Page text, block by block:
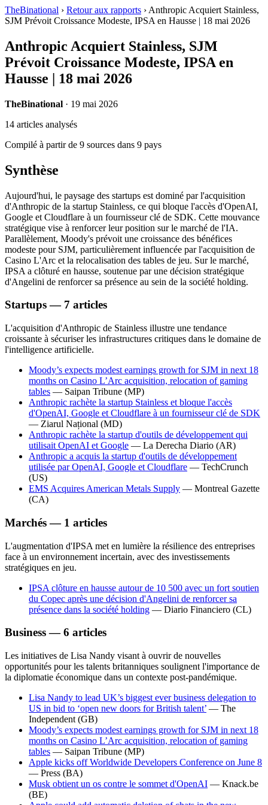
TheBinational › Retour aux rapports › Anthropic Acquiert Stainless,
SJM Prévoit Croissance Modeste, IPSA en Hausse | 18 mai 2026
Anthropic Acquiert Stainless, SJM
Prévoit Croissance Modeste, IPSA en
Hausse | 18 mai 2026
TheBinational · 19 mai 2026
14 articles analysés
Compilé à partir de 9 sources dans 9 pays
Synthèse
Aujourd'hui, le paysage des startups est dominé par l'acquisition
d'Anthropic de la startup Stainless, ce qui bloque l'accès d'OpenAI,
Google et Cloudflare à un fournisseur clé de SDK. Cette mouvance
stratégique vise à renforcer leur position sur le marché de l'IA.
Parallèlement, Moody's prévoit une croissance des bénéfices
modeste pour SJM, particulièrement influencée par l'acquisition de
Casino L'Arc et la relocalisation des tables de jeu. Sur le marché,
IPSA a clôturé en hausse, soutenue par une décision stratégique
d'Angelini de renforcer sa présence au sein de la société holding.
Startups — 7 articles
L'acquisition d'Anthropic de Stainless illustre une tendance
croissante à sécuriser les infrastructures critiques dans le domaine de
l'intelligence artificielle.
Moody’s expects modest earnings growth for SJM in next 18
months on Casino L’Arc acquisition, relocation of gaming
tables — Saipan Tribune (MP)
Anthropic rachète la startup Stainless et bloque l'accès
d'OpenAI, Google et Cloudflare à un fournisseur clé de SDK
— Ziarul Național (MD)
Anthropic rachète la startup d'outils de développement qui
utilisait OpenAI et Google — La Derecha Diario (AR)
Anthropic a acquis la startup d'outils de développement
utilisée par OpenAI, Google et Cloudflare — TechCrunch
(US)
EMS Acquires American Metals Supply — Montreal Gazette
(CA)
Marchés — 1 articles
L'augmentation d'IPSA met en lumière la résilience des entreprises
face à un environnement incertain, avec des investissements
stratégiques en jeu.
IPSA clôture en hausse autour de 10 500 avec un fort soutien
du Copec après une décision d'Angelini de renforcer sa
présence dans la société holding — Diario Financiero (CL)
Business — 6 articles
Les initiatives de Lisa Nandy visant à ouvrir de nouvelles
opportunités pour les talents britanniques soulignent l'importance de
la diplomatie économique dans un contexte post-pandémique.
Lisa Nandy to lead UK’s biggest ever business delegation to
US in bid to ‘open new doors for British talent’ — The
Independent (GB)
Moody’s expects modest earnings growth for SJM in next 18
months on Casino L’Arc acquisition, relocation of gaming
tables — Saipan Tribune (MP)
Apple kicks off Worldwide Developers Conference on June 8
— Press (BA)
Musk obtient un os contre le sommet d'OpenAI — Knack.be
(BE)